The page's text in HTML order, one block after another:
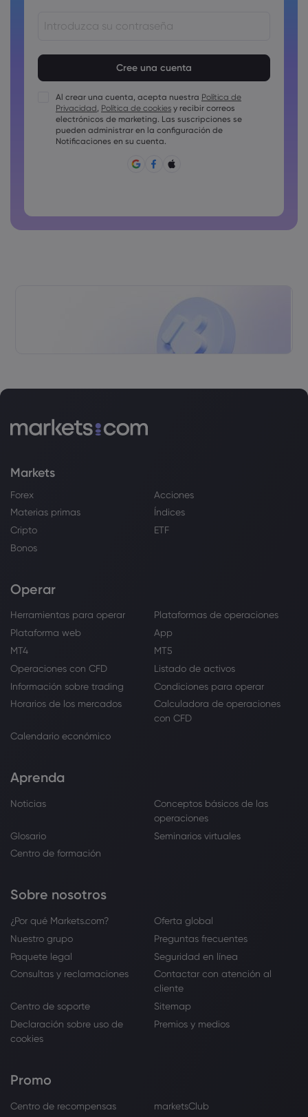
Las contraseñas deben incluir al menos un carácter en
mayúscula
Las contraseñas deben incluir al menos un carácter en
minúscula
Las contraseñas no pueden tener espacios
Al crear una cuenta, acepta nuestra Política de
Privacidad, Política de cookies y recibir correos
electrónicos de marketing. Las suscripciones se
pueden administrar en la configuración de
Notificaciones en su cuenta.
Markets
Forex
Acciones
Materias primas
Índices
Cripto
ETF
Bonos
Operar
Herramientas para operar
Plataformas de operaciones
Plataforma web
App
MT4
MT5
Operaciones con CFD
Listado de activos
Información sobre trading
Condiciones para operar
Horarios de los mercados
Calculadora de operaciones
con CFD
Calendario económico
Aprenda
Noticias
Conceptos básicos de las
operaciones
Glosario
Seminarios virtuales
Centro de formación
Sobre nosotros
¿Por qué Markets.com?
Oferta global
Nuestro grupo
Preguntas frecuentes
Paquete legal
Seguridad en línea
Consultas y reclamaciones
Contactar con atención al
cliente
Centro de soporte
Sitemap
Declaración sobre uso de
cookies
Premios y medios
Promo
Centro de recompensas
marketsClub